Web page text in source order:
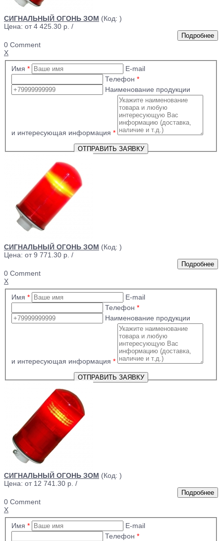
СИГНАЛЬНЫЙ ОГОНЬ ЗОМ (Код: )
Цена: от4 425.30 р. /
0 Comment
X
Имя *
E-mail
Телефон *
Наименование продукции
и интересующая информация *
СИГНАЛЬНЫЙ ОГОНЬ ЗОМ (Код: )
Цена: от9 771.30 р. /
0 Comment
X
Имя *
E-mail
Телефон *
Наименование продукции
и интересующая информация *
СИГНАЛЬНЫЙ ОГОНЬ ЗОМ (Код: )
Цена: от 12 741.30 р. /
0 Comment
X
Имя *
E-mail
Телефон *